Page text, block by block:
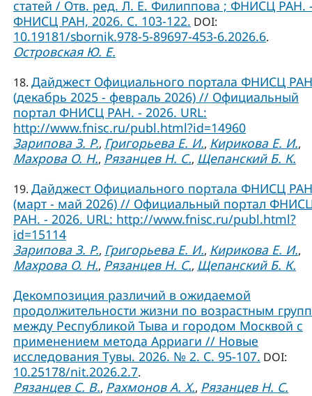
статей / Отв. ред. Л. Е. Филиппова ; ФНИСЦ РАН.
ФНИСЦ РАН, 2026. C. 103-122. DOI:
10.19181/sbornik.978-5-89697-453-6.2026.6.
Островская Ю. Е.
18. Дайджест Официального портала ФНИСЦ РАН
(декабрь 2025 - февраль 2026) // Официальный
портал ФНИСЦ РАН. - 2026. URL:
http://www.fnisc.ru/publ.html?id=14960
Зарипова З. Р., Григорьева Е. И., Кирикова Е. И.,
Махрова О. Н., Рязанцев Н. С., Щепанский Б. К.
19. Дайджест Официального портала ФНИСЦ РАН
(март - май 2026) // Официальный портал
РАН. - 2026. URL: http://www.fnisc.ru/publ.html?
id=15114
Зарипова З. Р., Григорьева Е. И., Кирикова Е. И.,
Махрова О. Н., Рязанцев Н. С., Щепанский Б. К.
Декомпозиция различий в ожидаемой
продолжительности жизни по возрастным
между Республикой Тыва и городом Москвой с
применением метода Арриаги // Новые
исследования Тувы. 2026. № 2. С. 95-107. DOI:
10.25178/nit.2026.2.7.
Рязанцев С. В., Рахмонов А. Х., Рязанцев Н. С.